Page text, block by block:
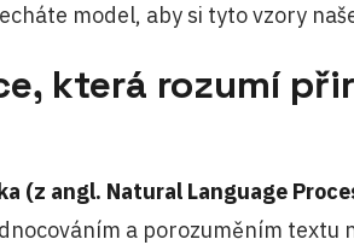
model, aby si tyto vzory
která rozumí
(z angl. Natural Language
a porozuměním textu